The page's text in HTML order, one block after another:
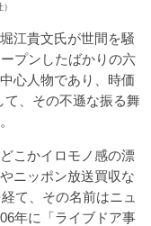
江貴文氏が世間を騒
プンしたばかりの六
心人物であり、時価
て、その不遜な振る舞
こかイロモノ感の漂
ニッポン放送買収な
て、その名前はニュ
年に「ライブドア事